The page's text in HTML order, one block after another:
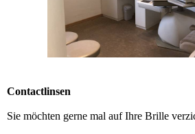
Contactlinsen
Sie möchten gerne mal auf Ihre Brille